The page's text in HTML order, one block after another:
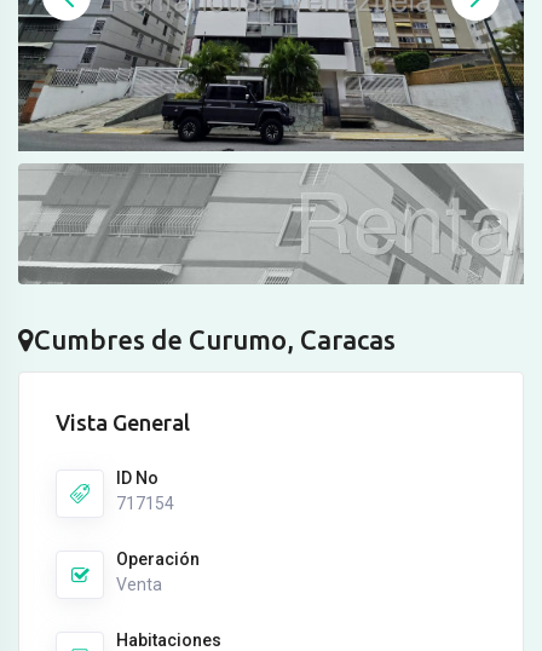
Cumbres de Curumo, Caracas
Vista General
ID No
717154
Operación
Venta
Habitaciones